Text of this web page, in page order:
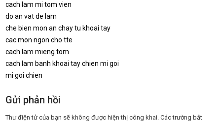
cach lam mi tom vien
do an vat de lam
che bien mon an chay tu khoai tay
cac mon ngon cho tte
cach lam mieng tom
cach lam banh khoai tay chien mi goi
mi goi chien
Gửi phản hồi
Thư điện tử của bạn sẽ không được hiện thị công khai. Các trường bắt